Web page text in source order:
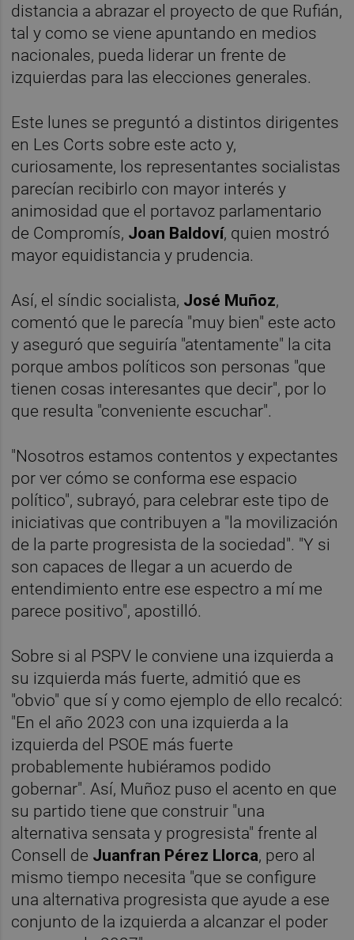
distancia a abrazar el proyecto de que Rufián,
tal y como se viene apuntando en medios
nacionales, pueda liderar un frente de
izquierdas para las elecciones generales.
Este lunes se preguntó a distintos dirigentes
en Les Corts sobre este acto y,
curiosamente, los representantes socialistas
parecían recibirlo con mayor interés y
animosidad que el portavoz parlamentario
de Compromís, Joan Baldoví, quien mostró
mayor equidistancia y prudencia.
Así, el síndic socialista, José Muñoz,
comentó que le parecía "muy bien" este acto
y aseguró que seguiría "atentamente" la cita
porque ambos políticos son personas "que
tienen cosas interesantes que decir", por lo
que resulta "conveniente escuchar".
"Nosotros estamos contentos y expectantes
por ver cómo se conforma ese espacio
político", subrayó, para celebrar este tipo de
iniciativas que contribuyen a "la movilización
de la parte progresista de la sociedad". "Y si
son capaces de llegar a un acuerdo de
entendimiento entre ese espectro a mí me
parece positivo", apostilló.
Sobre si al PSPV le conviene una izquierda a
su izquierda más fuerte, admitió que es
"obvio" que sí y como ejemplo de ello recalcó:
"En el año 2023 con una izquierda a la
izquierda del PSOE más fuerte
probablemente hubiéramos podido
gobernar". Así, Muñoz puso el acento en que
su partido tiene que construir "una
alternativa sensata y progresista" frente al
Consell de Juanfran Pérez Llorca, pero al
mismo tiempo necesita "que se configure
una alternativa progresista que ayude a ese
conjunto de la izquierda a alcanzar el poder